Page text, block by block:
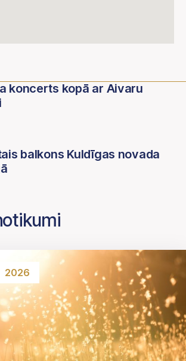
koncerts kopā ar Aivaru
balkons Kuldīgas novada
2026